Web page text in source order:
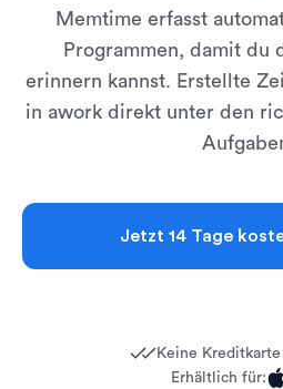
Memtime erfasst
Programmen, damit du
erinnern kannst. Erstellte
in awork direkt unter den
Jetzt 14 Tage
Keine
Erhältlich für: